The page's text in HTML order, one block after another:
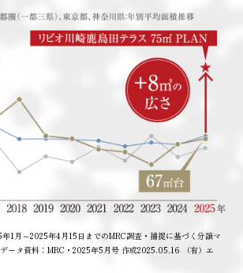
1月～2025年4月15日までのMRC調査・捕捉に基づく分譲マ
ータ資料：MRC・2025年5月号 作成2025.05.16 （有）エ